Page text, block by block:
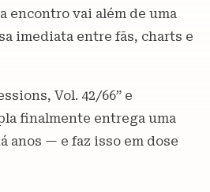
encontro vai além de uma
imediata entre fãs, charts e
Vol. 42/66” e
finalmente entrega uma
anos — e faz isso em dose